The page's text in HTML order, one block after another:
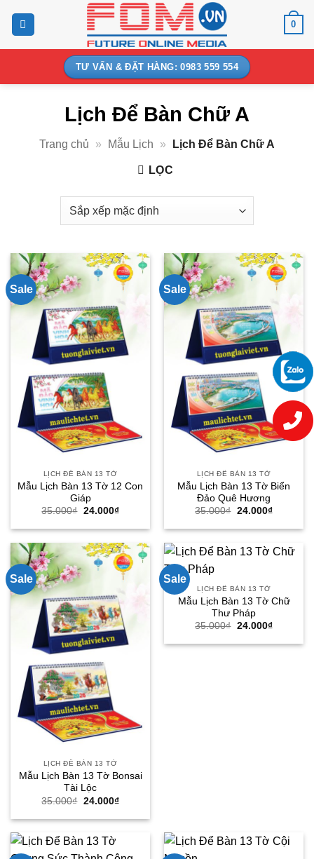
0
TƯ VẤN & ĐẶT HÀNG: 0983 559 554
Lịch Để Bàn Chữ A
Trang chủ » Mẫu Lịch » Lịch Để Bàn Chữ A
LỌC
Sale
LỊCH ĐỂ BÀN 13 TỜ
Mẫu Lịch Bàn 13 Tờ 12 Con
Giáp
35.000₫ Giá
là:
24.000₫Giá
tại
24.000₫.
Sale
LỊCH ĐỂ BÀN 13 TỜ
Mẫu Lịch Bàn 13 Tờ Biển
Đảo Quê Hương
35.000₫ Giá
là:
24.000₫Giá
tại
24.000₫.
Sale
LỊCH ĐỂ BÀN 13 TỜ
Mẫu Lịch Bàn 13 Tờ Bonsai
Tài Lộc
35.000₫ Giá
là:
24.000₫Giá
tại
Sale
LỊCH ĐỂ BÀN 13 TỜ
Mẫu Lịch Bàn 13 Tờ Chữ
Thư Pháp
35.000₫ Giá
là:
24.000₫Giá
tại